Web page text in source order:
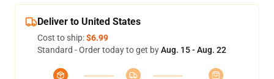
Deliver to United States
Cost to ship:$6.99
Standard - Order today to get byAug. 15 - Aug. 22